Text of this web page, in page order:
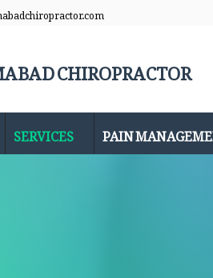
CHIROPRACTOR
SERVICES PAIN